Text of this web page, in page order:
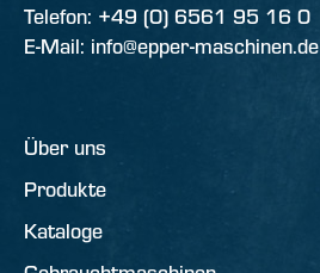
Telefon: +49 (0) 6561 95 16 0
E-Mail: info@epper-maschinen.de
Über uns
Produkte
Kataloge